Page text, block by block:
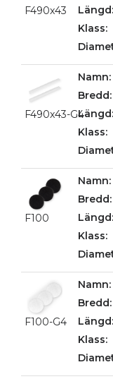
F490x43
F490x43-G4
F100
F100-G4